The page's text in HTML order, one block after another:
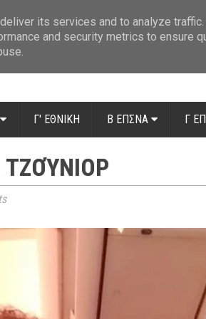
Γ' ΕΘΝΙΚΗ Β ΕΠΣΝΑ Γ
ΤΖΟΎΝΙΟΡ
its services and to analyze
and security metrics to ensure